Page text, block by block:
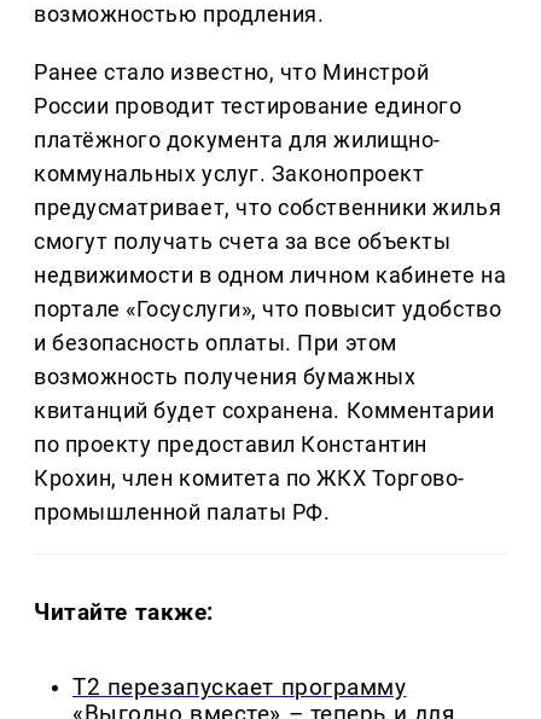
возможностью продления.
Ранее стало известно, что Минстрой
России проводит тестирование единого
платёжного документа для жилищно-
коммунальных услуг. Законопроект
предусматривает, что собственники жилья
смогут получать счета за все объекты
недвижимости в одном личном кабинете на
портале «Госуслуги», что повысит удобство
и безопасность оплаты. При этом
возможность получения бумажных
квитанций будет сохранена. Комментарии
по проекту предоставил Константин
Крохин, член комитета по ЖКХ Торгово-
промышленной палаты РФ.
Читайте также:
Т2 перезапускает программу